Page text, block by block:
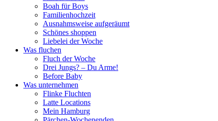
Boah für Boys
Familienhochzeit
Ausnahmsweise aufgeräumt
Schönes shoppen
Liebelei der Woche
Was fluchen
Fluch der Woche
Drei Jungs? – Du Arme!
Before Baby
Was unternehmen
Flinke Fluchten
Latte Locations
Mein Hamburg